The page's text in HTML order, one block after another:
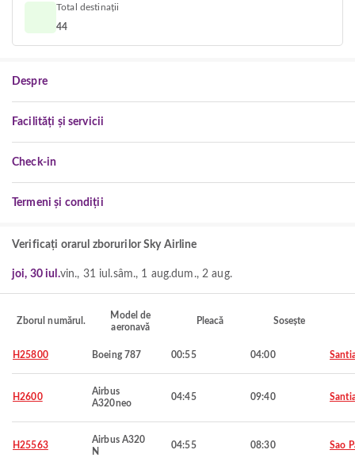
Total destinații
44
Despre
Facilități și servicii
Check-in
Termeni și condiții
Verificați orarul zborurilor Sky Airline
joi, 30 iul.vin., 31 iul.sâm., 1 aug.dum., 2 aug.
Zborul numărul.
Model de
aeronavă
Pleacă Sosește
H25800 Boeing 787 00:55 04:00
H2600
Airbus
A320neo
04:45 09:40
H25563
Airbus A320
N
04:55 08:30 Sao